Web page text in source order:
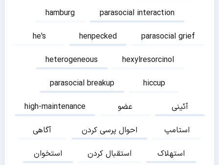
hamburg
parasocial interaction
he's
henpecked
parasocial grief
heterogeneous
hexylresorcinol
parasocial breakup
hiccup
high-maintenance
عضو
آئینی
آگاهی
احوال پرسی کردن
استامپ
استخوان
استقبال کردن
استهلاک